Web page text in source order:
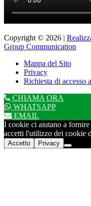
Copyright © 2026 |
Group Communication
Mappa del Sito
Privacy
Richiesta di accesso
CHIAMA ORA
WHATSAPP
EMAIL
I cookie ci aiutano a
accetti l'utilizzo dei cookie
Accetto Privacy